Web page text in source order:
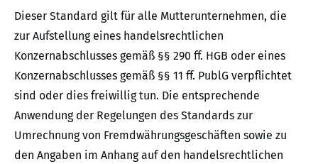
Dieser Standard gilt für alle Mutterunternehmen, die
zur Aufstellung eines handelsrechtlichen
Konzernabschlusses gemäß §§ 290 ff. HGB oder eines
Konzernabschlusses gemäß §§ 11 ff. PublG verpflichtet
sind oder dies freiwillig tun. Die entsprechende
Anwendung der Regelungen des Standards zur
Umrechnung von Fremdwährungsgeschäften sowie zu
den Angaben im Anhang auf den handelsrechtlichen